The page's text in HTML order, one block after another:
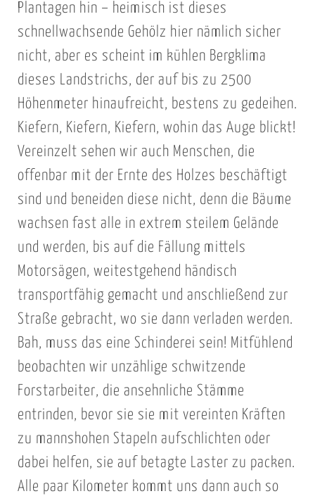
Plantagen hin – heimisch ist dieses
schnellwachsende Gehölz hier nämlich sicher
nicht, aber es scheint im kühlen Bergklima
dieses Landstrichs, der auf bis zu 2500
Höhenmeter hinaufreicht, bestens zu gedeihen.
Kiefern, Kiefern, Kiefern, wohin das Auge blickt!
Vereinzelt sehen wir auch Menschen, die
offenbar mit der Ernte des Holzes beschäftigt
sind und beneiden diese nicht, denn die Bäume
wachsen fast alle in extrem steilem Gelände
und werden, bis auf die Fällung mittels
Motorsägen, weitestgehend händisch
transportfähig gemacht und anschließend zur
Straße gebracht, wo sie dann verladen werden.
Bah, muss das eine Schinderei sein! Mitfühlend
beobachten wir unzählige schwitzende
Forstarbeiter, die ansehnliche Stämme
entrinden, bevor sie sie mit vereinten Kräften
zu mannshohen Stapeln aufschlichten oder
dabei helfen, sie auf betagte Laster zu packen.
Alle paar Kilometer kommt uns dann auch so